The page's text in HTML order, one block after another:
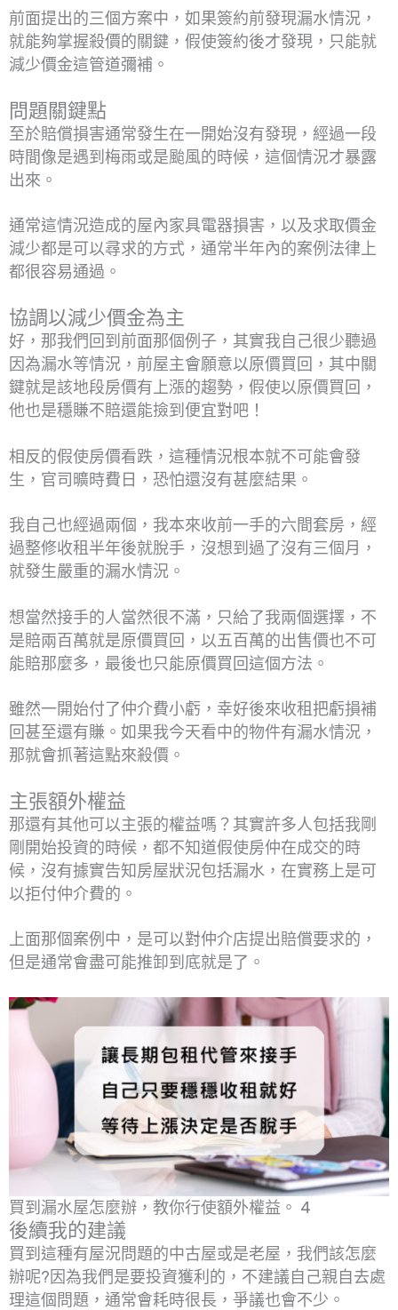
前面提出的三個方案中，如果簽約前發現漏水情況，
就能夠掌握殺價的關鍵，假使簽約後才發現，只能就
減少價金這管道彌補。
問題關鍵點
至於賠償損害通常發生在一開始沒有發現，經過一段
時間像是遇到梅雨或是颱風的時候，這個情況才暴露
出來。
通常這情況造成的屋內家具電器損害，以及求取價金
減少都是可以尋求的方式，通常半年內的案例法律上
都很容易通過。
協調以減少價金為主
好，那我們回到前面那個例子，其實我自己很少聽過
因為漏水等情況，前屋主會願意以原價買回，其中關
鍵就是該地段房價有上漲的趨勢，假使以原價買回，
他也是穩賺不賠還能撿到便宜對吧！
相反的假使房價看跌，這種情況根本就不可能會發
生，官司曠時費日，恐怕還沒有甚麼結果。
我自己也經過兩個，我本來收前一手的六間套房，經
過整修收租半年後就脫手，沒想到過了沒有三個月，
就發生嚴重的漏水情況。
想當然接手的人當然很不滿，只給了我兩個選擇，不
是賠兩百萬就是原價買回，以五百萬的出售價也不可
能賠那麼多，最後也只能原價買回這個方法。
雖然一開始付了仲介費小虧，幸好後來收租把虧損補
回甚至還有賺。如果我今天看中的物件有漏水情況，
那就會抓著這點來殺價。
主張額外權益
那還有其他可以主張的權益嗎？其實許多人包括我剛
剛開始投資的時候，都不知道假使房仲在成交的時
候，沒有據實告知房屋狀況包括漏水，在實務上是可
以拒付仲介費的。
上面那個案例中，是可以對仲介店提出賠償要求的，
但是通常會盡可能推卸到底就是了。
買到漏水屋怎麼辦，教你行使額外權益。 4
後續我的建議
買到這種有屋況問題的中古屋或是老屋，我們該怎麼
辦呢?因為我們是要投資獲利的，不建議自己親自去處
理這個問題，通常會耗時很長，爭議也會不少。